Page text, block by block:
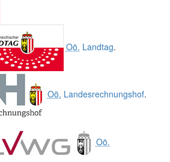
Oö. Landtag.
Oö. Landesrechnungshof.
Oö.